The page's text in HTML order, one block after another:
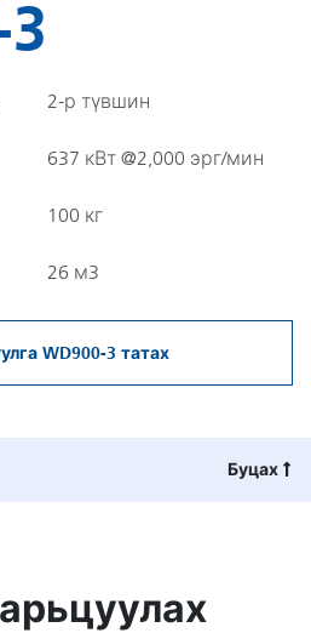
2-р түвшин
637 кВт @2,000 эрг/мин
100 кг
26 м3
WD900-3 татах
Буцах